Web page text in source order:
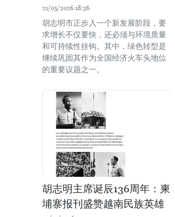
21/05/2026 18:36
胡志明市正步入一个新发展阶段，要
求增长不仅要快，还必须与环境质量
和可持续性挂钩。其中，绿色转型是
继续巩固其作为全国经济火车头地位
的重要议题之一。
胡志明主席诞辰136周年：柬
埔寨报刊盛赞越南民族英雄